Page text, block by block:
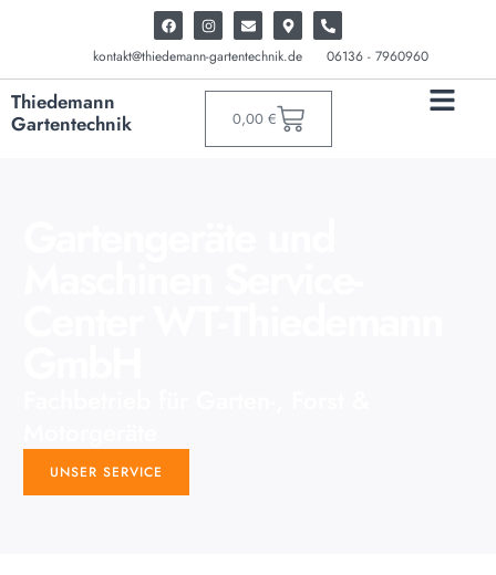
kontakt@thiedemann-gartentechnik.de 06136 - 7960960
Thiedemann
Gartentechnik
0,00 €
UNSER SERVICE